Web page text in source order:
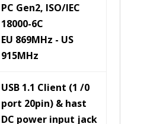
PC Gen2, ISO/IEC
18000-6C
EU 869MHz - US
915MHz
USB 1.1 Client (1 /0
port 20pin) & hast
DC power input jack